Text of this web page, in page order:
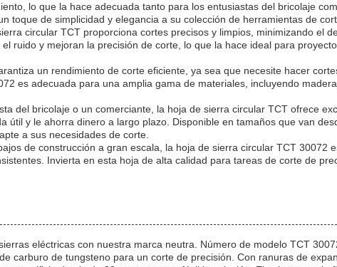
lo que la hace adecuada tanto para los entusiastas del bricolaje
toque de simplicidad y elegancia a su colección de herramientas de
circular TCT proporciona cortes precisos y limpios, minimizando el
ruido y mejoran la precisión de corte, lo que la hace ideal para
un rendimiento de corte eficiente, ya sea que necesite hacer
es adecuada para una amplia gama de materiales, incluyendo
del bricolaje o un comerciante, la hoja de sierra circular TCT ofrece
útil y le ahorra dinero a largo plazo. Disponible en tamaños que van
a sus necesidades de corte.
de construcción a gran escala, la hoja de sierra circular TCT 30072
Invierta en esta hoja de alta calidad para tareas de corte de
eléctricas con nuestra marca neutra. Número de modelo TCT
carburo de tungsteno para un corte de precisión. Con ranuras de